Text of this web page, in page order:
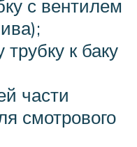
с вентилем
трубку к баку
части
смотрового